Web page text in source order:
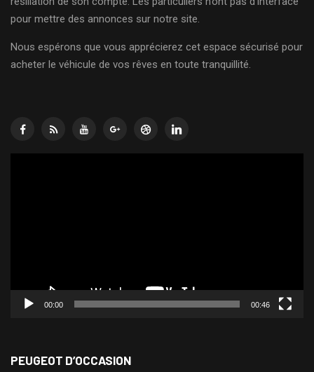
pour mettre des annonces sur notre site.
Nous espérons que vous apprécierez cet espace sécurisé pour
acheter le véhicule de vos rêves en toute tranquillité.
00:00 00:46
PEUGEOT D’OCCASION